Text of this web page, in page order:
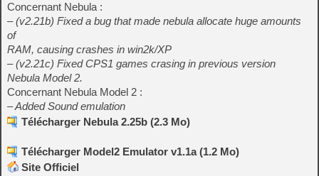
Concernant Nebula :
– (v2.21b) Fixed a bug that made nebula allocate huge amounts
of
RAM, causing crashes in win2k/XP
– (v2.21c) Fixed CPS1 games crasing in previous version
Nebula Model 2.
Concernant Nebula Model 2 :
– Added Sound emulation
Télécharger Nebula 2.25b (2.3 Mo)
Télécharger Model2 Emulator v1.1a (1.2 Mo)
Site Officiel